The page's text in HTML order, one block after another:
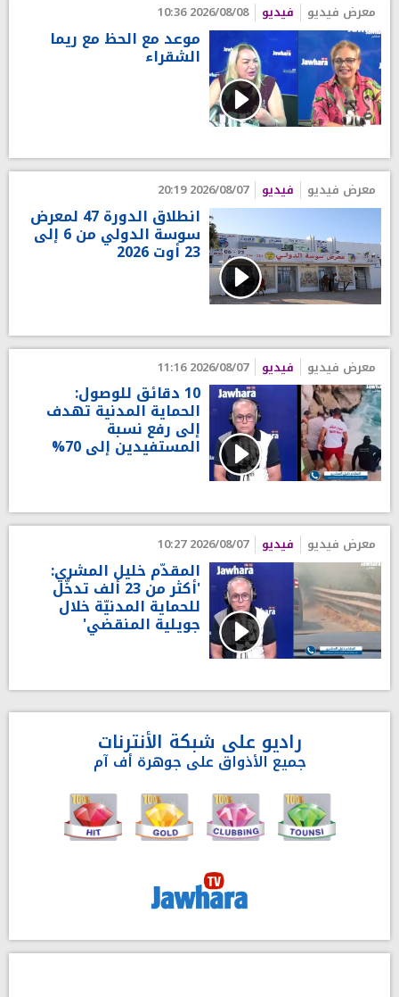
معرض فيديو فيديو 2026/08/08 10:36
موعد مع الحظ مع ريما
الشقراء
معرض فيديو فيديو 2026/08/07 20:19
انطلاق الدورة 47 لمعرض
سوسة الدولي من 6 إلى
23 أوت 2026
معرض فيديو فيديو 2026/08/07 11:16
10 دقائق للوصول:
الحماية المدنية تهدف
إلى رفع نسبة
المستفيدين إلى 70%
معرض فيديو فيديو 2026/08/07 10:27
المقدّم خليل المشري:
'أكثر من 23 ألف تدخّل
للحماية المدنيّة خلال
جويلية المنقضي'
راديو على شبكة الأنترنات
جميع الأذواق على جوهرة أف آم